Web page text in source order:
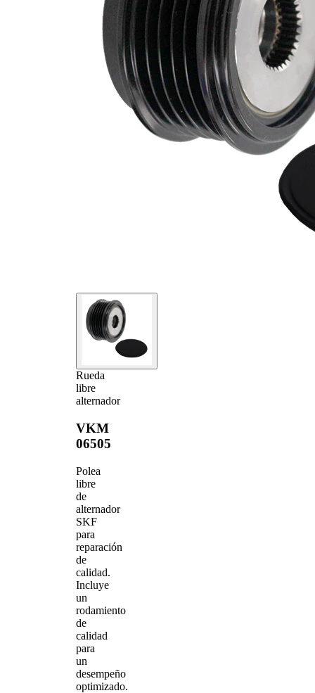
Rueda
libre
alternador
VKM
06505
Polea
libre
de
alternador
SKF
para
reparación
de
calidad.
Incluye
un
rodamiento
de
calidad
para
un
desempeño
optimizado.
nervaduras
Diámetro
interior
17 mm
Diámetro
exterior
57 mm
Artículo
complementario
/ información
complementaria
se requiere
herramiente
especial
para
montaje